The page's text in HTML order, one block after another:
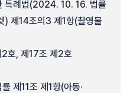
특례법(2024. 10. 16. 법률
제14조의3 제1항(촬영물
2호, 제17조 제2호
제11조 제1항(아동·